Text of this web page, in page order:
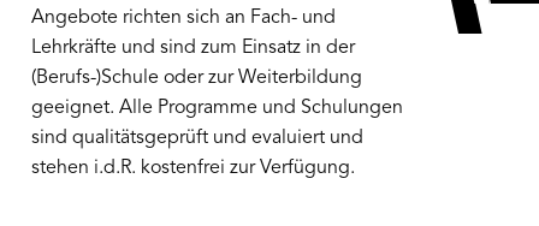
Angebote richten sich an Fach- und
Lehrkräfte und sind zum Einsatz in der
(Berufs-)Schule oder zur Weiterbildung
geeignet. Alle Programme und Schulungen
sind qualitätsgeprüft und evaluiert und
stehen i.d.R. kostenfrei zur Verfügung.